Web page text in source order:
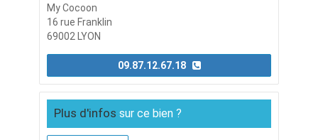
My Cocoon
16 rue Franklin
69002 LYON
Plus d'infos sur ce bien ?